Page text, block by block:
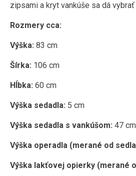
zipsami a kryt vankúše sa dá
Rozmery cca:
Výška: 83 cm
Šírka: 106 cm
Hĺbka: 60 cm
Výška sedadla: 5 cm
Výška sedadla s vankúšom: 47 cm
Výška operadla (merané od
Výška lakťovej opierky (merané